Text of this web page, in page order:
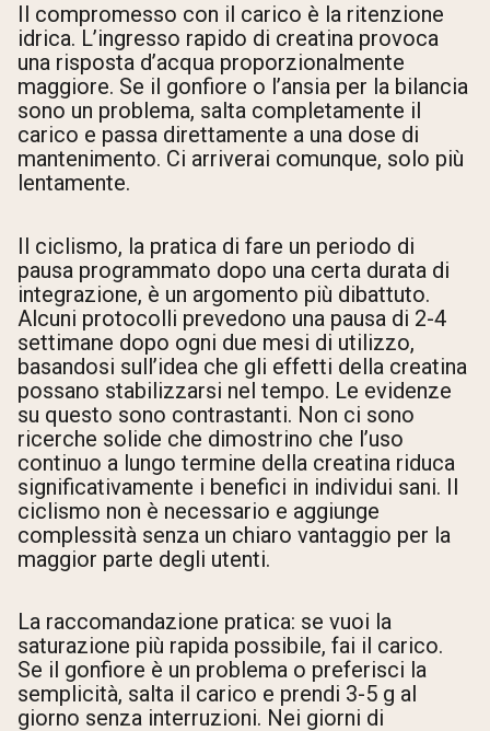
Il compromesso con il carico è la ritenzione
idrica. L’ingresso rapido di creatina provoca
una risposta d’acqua proporzionalmente
maggiore. Se il gonfiore o l’ansia per la bilancia
sono un problema, salta completamente il
carico e passa direttamente a una dose di
mantenimento. Ci arriverai comunque, solo più
lentamente.
Il ciclismo, la pratica di fare un periodo di
pausa programmato dopo una certa durata di
integrazione, è un argomento più dibattuto.
Alcuni protocolli prevedono una pausa di 2-4
settimane dopo ogni due mesi di utilizzo,
basandosi sull’idea che gli effetti della creatina
possano stabilizzarsi nel tempo. Le evidenze
su questo sono contrastanti. Non ci sono
ricerche solide che dimostrino che l’uso
continuo a lungo termine della creatina riduca
significativamente i benefici in individui sani. Il
ciclismo non è necessario e aggiunge
complessità senza un chiaro vantaggio per la
maggior parte degli utenti.
La raccomandazione pratica: se vuoi la
saturazione più rapida possibile, fai il carico.
Se il gonfiore è un problema o preferisci la
semplicità, salta il carico e prendi 3-5 g al
giorno senza interruzioni. Nei giorni di